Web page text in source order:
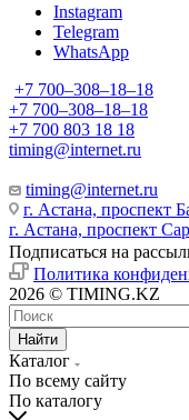
Instagram
Telegram
WhatsApp
+7 700‒308‒18‒18
+7 700‒308‒18‒18
+7 700 803 18 18
timing@internet.ru
timing@internet.ru
г. Астана,
г. Астана, проспект
Подписаться на
Политика
2026 © TIMING.KZ
Найти
Каталог
По всему сайту
По каталогу